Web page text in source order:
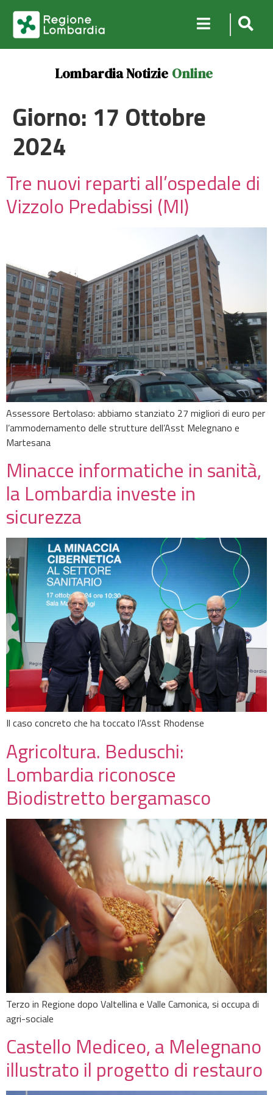
Lombardia Notizie Online
Giorno: 17 Ottobre
2024
Tre nuovi reparti all’ospedale di
Vizzolo Predabissi (MI)
Assessore Bertolaso: abbiamo stanziato 27 migliori di euro per
l’ammodernamento delle strutture dell’Asst Melegnano e
Martesana
Minacce informatiche in sanità,
la Lombardia investe in
sicurezza
Il caso concreto che ha toccato l’Asst Rhodense
Agricoltura. Beduschi:
Lombardia riconosce
Biodistretto bergamasco
Terzo in Regione dopo Valtellina e Valle Camonica, si occupa di
agri-sociale
Castello Mediceo, a Melegnano
illustrato il progetto di restauro